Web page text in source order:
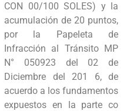
CON 00/100 SOLES) y la
acumulación de 20 puntos,
por la Papeleta de
Infracción al Tránsito MP
N° 050923 del 02 de
Diciembre del 201 6, de
acuerdo a los fundamentos
expuestos en la parte co